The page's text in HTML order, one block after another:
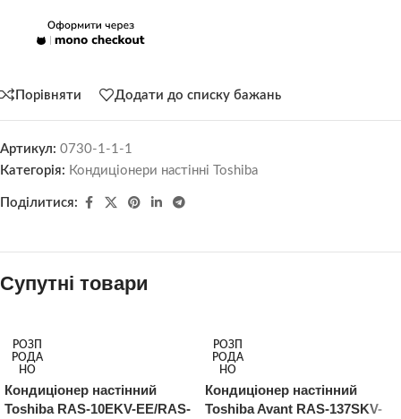
Порівняти Додати до списку бажань
Артикул: 0730-1-1-1
Категорія: Кондиціонери настінні Toshiba
Поділитися:
Супутні товари
РОЗП
РОДА
НО
Кондиціонер настінний
Toshiba RAS-10EKV-EE/RAS-
РОЗП
РОДА
НО
Кондиціонер настінний
Toshiba Avant RAS-137SKV-